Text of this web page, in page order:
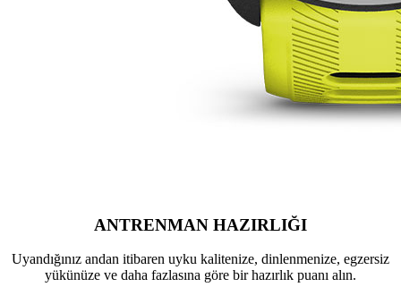
ANTRENMAN HAZIRLIĞI
Uyandığınız andan itibaren uyku kalitenize, dinlenmenize, egzersiz
yükünüze ve daha fazlasına göre bir hazırlık puanı alın.